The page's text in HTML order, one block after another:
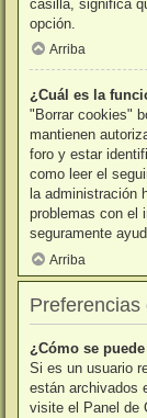
casilla, significa
opción.
Arriba
¿Cuál es la
"Borrar cookies"
mantienen
foro y estar
como leer el
la administración
problemas con el
seguramente
Arriba
¿Cómo se
Si es un usuario
están archivados
visite el Panel de